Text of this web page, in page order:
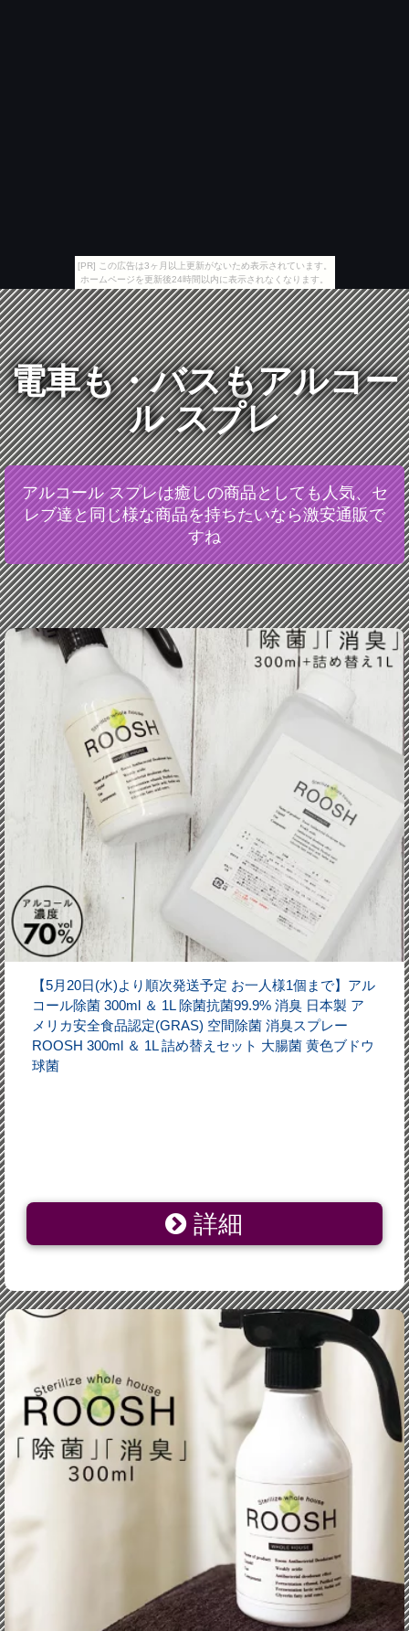
[PR] この広告は3ヶ月以上更新がないため表示されています。
ホームページを更新後24時間以内に表示されなくなります。
電車も・バスもアルコー
ル スプレ
アルコール スプレは癒しの商品としても人気、セ
レブ達と同じ様な商品を持ちたいなら激安通販で
すね
【5月20日(水)より順次発送予定 お一人様1個まで】アル
コール除菌 300ml ＆ 1L 除菌抗菌99.9% 消臭 日本製 ア
メリカ安全食品認定(GRAS) 空間除菌 消臭スプレー
ROOSH 300ml ＆ 1L 詰め替えセット 大腸菌 黄色ブドウ
球菌
詳細